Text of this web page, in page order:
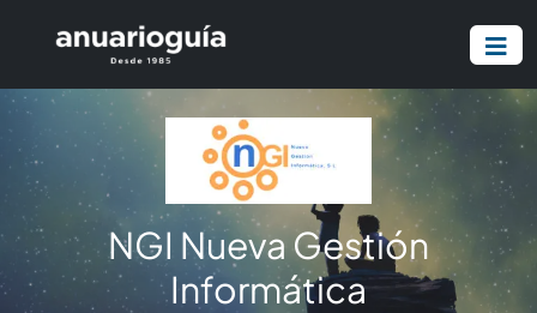
NGI Nueva Gestión
Informática